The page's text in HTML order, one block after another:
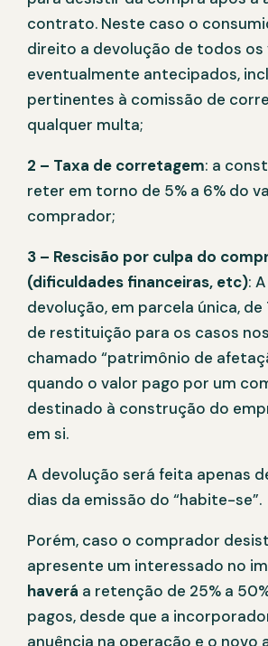
contrato. Neste caso o
direito a devolução de todos os
eventualmente antecipados,
pertinentes à comissão de
qualquer multa;
2 – Taxa de corretagem: a
reter em torno de 5% a 6% do
comprador;
3 – Rescisão por culpa do
(dificuldades financeiras, etc):
devolução, em parcela única, de
de restituição para os casos
chamado “patrimônio de
quando o valor pago por um
destinado à construção do
em si.
A devolução será feita apenas
dias da emissão do “habite-se”.
Porém, caso o comprador
apresente um interessado no
haverá a retenção de 25% a
pagos, desde que a
anuência na operação e o novo